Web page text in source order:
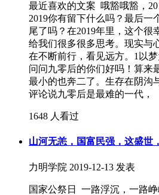
最近喜欢的文案 哦豁哦豁，
2019你有留下什么吗？最后一
尾了吗？在2019年里，这个很
给我们很多很多思考。现实与
在不断前行，看见远方。1以
问问九零后的你们好吗！算来
最小的也奔二了。生存在阴沟
评论说九零后是最难的一代，
1648 人看过
山河无恙，国富民强，这盛世
力明学院 2019-12-13 发表
国家公祭日 一路浮沉，一路